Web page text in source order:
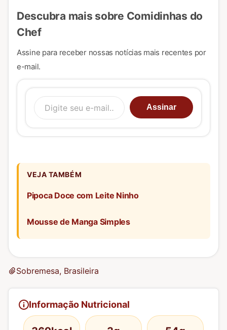
Descubra mais sobre Comidinhas do
Chef
Assine para receber nossas notícias mais recentes por
e-mail.
Digite seu e-mail…
Assinar
VEJA TAMBÉM
Pipoca Doce com Leite Ninho
Mousse de Manga Simples
Sobremesa, Brasileira
Informação Nutricional